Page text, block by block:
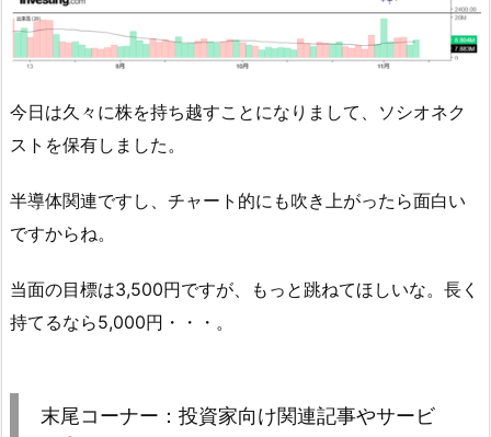
今日は久々に株を持ち越すことになりまして、ソシオネク
ストを保有しました。
半導体関連ですし、チャート的にも吹き上がったら面白い
ですからね。
当面の目標は3,500円ですが、もっと跳ねてほしいな。長く
持てるなら5,000円・・・。
末尾コーナー：投資家向け関連記事やサービ